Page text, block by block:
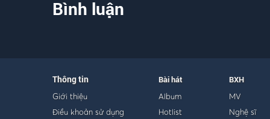
[ĐK:]
Thời gian nào bôi xoá
Kỷ niệm đầu ai đành lòng quên?
Bình luận
Thông tin
Giới thiệu
Điều khoản sử dụng
Bài hát
Album
Hotlist
BXH
MV
Nghệ sĩ